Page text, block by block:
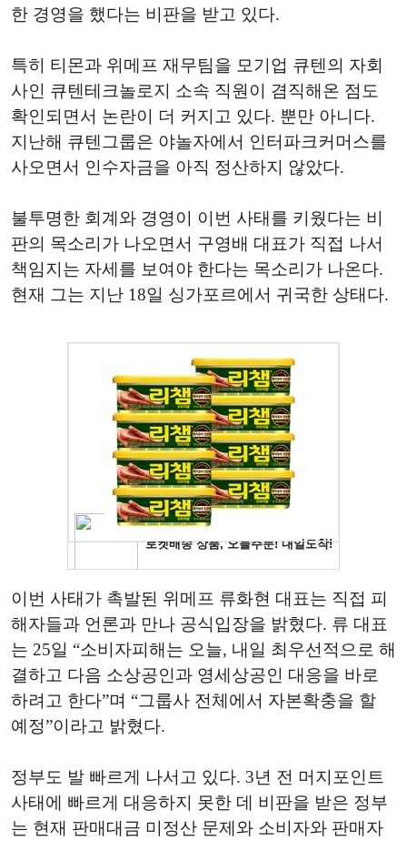
한 경영을 했다는 비판을 받고 있다.
특히 티몬과 위메프 재무팀을 모기업 큐텐의 자회
사인 큐텐테크놀로지 소속 직원이 겸직해온 점도
확인되면서 논란이 더 커지고 있다. 뿐만 아니다.
지난해 큐텐그룹은 야놀자에서 인터파크커머스를
사오면서 인수자금을 아직 정산하지 않았다.
불투명한 회계와 경영이 이번 사태를 키웠다는 비
판의 목소리가 나오면서 구영배 대표가 직접 나서
책임지는 자세를 보여야 한다는 목소리가 나온다.
현재 그는 지난 18일 싱가포르에서 귀국한 상태다.
이번 사태가 촉발된 위메프 류화현 대표는 직접 피
해자들과 언론과 만나 공식입장을 밝혔다. 류 대표
는 25일 “소비자피해는 오늘, 내일 최우선적으로 해
결하고 다음 소상공인과 영세상공인 대응을 바로
하려고 한다”며 “그룹사 전체에서 자본확충을 할
예정”이라고 밝혔다.
정부도 발 빠르게 나서고 있다. 3년 전 머지포인트
사태에 빠르게 대응하지 못한 데 비판을 받은 정부
는 현재 판매대금 미정산 문제와 소비자와 판매자